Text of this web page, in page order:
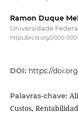
Ramon Duque
Universidade
https://orcid.org/0000-
DOI: https://
Palavras-chave:
Custos,